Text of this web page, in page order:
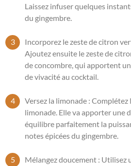
Laissez infuser quelques
du gingembre.
Incorporez le zeste de citron
Ajoutez ensuite le zeste de
de concombre, qui apportent
de vivacité au cocktail.
Versez la limonade : Complétez
limonade. Elle va apporter une
équilibre parfaitement la
notes épicées du gingembre.
Mélangez doucement : Utilisez